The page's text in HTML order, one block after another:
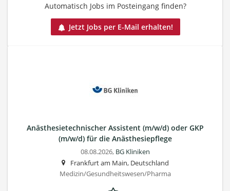
Automatisch Jobs im Posteingang finden?
Jetzt Jobs per E-Mail erhalten!
Anästhesietechnischer Assistent (m/w/d) oder GKP
(m/w/d) für die Anästhesiepflege
08.08.2026, BG Kliniken
Frankfurt am Main, Deutschland
Medizin/Gesundheitswesen/Pharma